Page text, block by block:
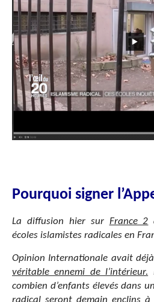
Pourquoi signer
La diffusion hier sur France 2
écoles islamistes radicales en
Opinion Internationale avait
véritable ennemi de l’intérieur.
combien d’enfants élevés dans